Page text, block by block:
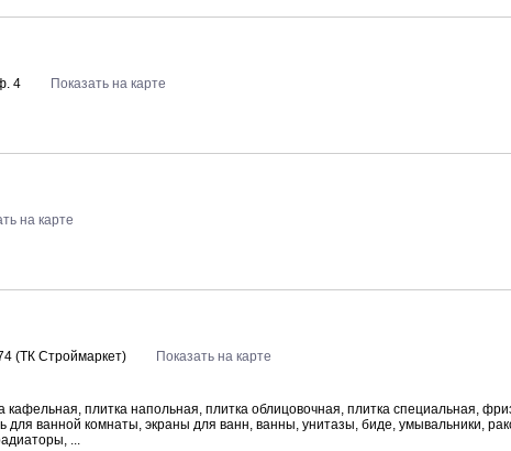
4
Показать на карте
на карте
(ТК Строймаркет)
Показать на карте
плитка напольная, плитка облицовочная, плитка специальная,
ванной комнаты, экраны для ванн, ванны, унитазы, биде, умывальники,
...